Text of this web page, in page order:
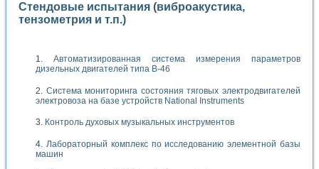
Стендовые испытания (виброакустика,
тензометрия и т.п.)
Автоматизированная система измерения параметров
дизельных двигателей типа В-46
Система мониторинга состояния тяговых электродвигателей
электровоза на базе устройств National Instruments
Контроль духовых музыкальных инструментов
Лабораторный комплекс по исследованию элементной базы
машин